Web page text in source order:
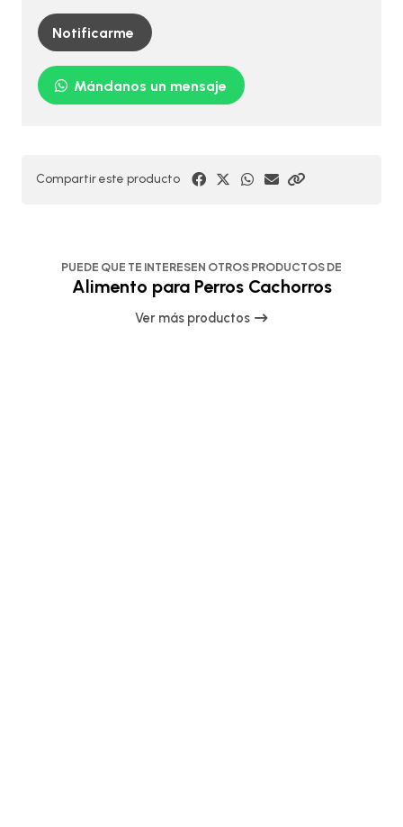
Notificarme
Mándanos un mensaje
Compartir este producto
PUEDE QUE TE INTERESEN OTROS PRODUCTOS DE
Alimento para Perros Cachorros
Ver más productos